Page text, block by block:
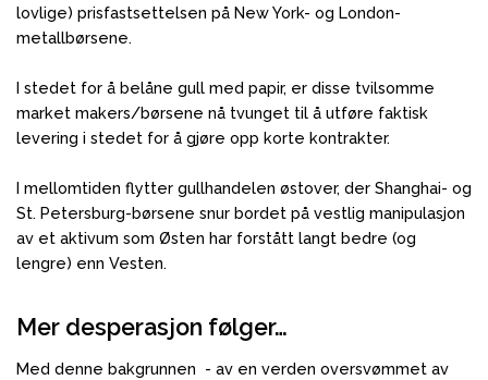
lovlige) prisfastsettelsen på New York- og London-
metallbørsene.
I stedet for å belåne gull med papir, er disse tvilsomme
market makers/børsene nå tvunget til å utføre faktisk
levering i stedet for å gjøre opp korte kontrakter.
I mellomtiden flytter gullhandelen østover, der Shanghai- og
St. Petersburg-børsene snur bordet på vestlig manipulasjon
av et aktivum som Østen har forstått langt bedre (og
lengre) enn Vesten.
Mer desperasjon følger…
Med denne bakgrunnen - av en verden oversvømmet av